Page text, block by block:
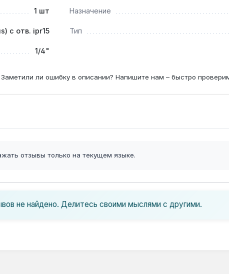
— на 20% больше, чем у Torx, что снижает износ биты
1 шт Назначение
с отв. ipr15 Тип
1/4"
ли ошибку в описании? Напишите нам – быстро
отзывы только на текущем языке.
не найдено. Делитесь своими мыслями с другими.